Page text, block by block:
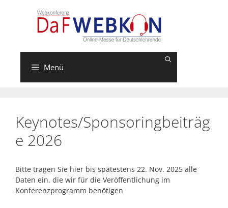
Menü
Keynotes/Sponsoringbeiträg
e 2026
Bitte tragen Sie hier bis spätestens 22. Nov. 2025 alle
Daten ein, die wir für die Veröffentlichung im
Konferenzprogramm benötigen